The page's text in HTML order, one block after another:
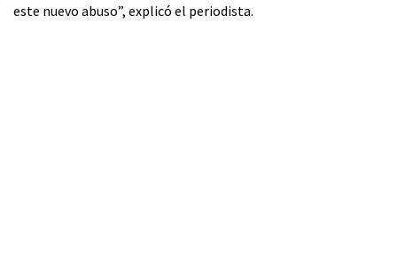
este nuevo abuso”, explicó el periodista.